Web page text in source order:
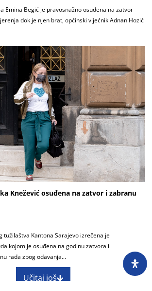
Emina Begić je pravosnažno osuđena na zatvor
dok je njen brat, općinski vijećnik Adnan Hozić
Knežević osuđena na zatvor i zabranu
tužilaštva Kantona Sarajevo izrečena je
kojom je osuđena na godinu zatvora i
rada zbog odavanja...
Učitaj još